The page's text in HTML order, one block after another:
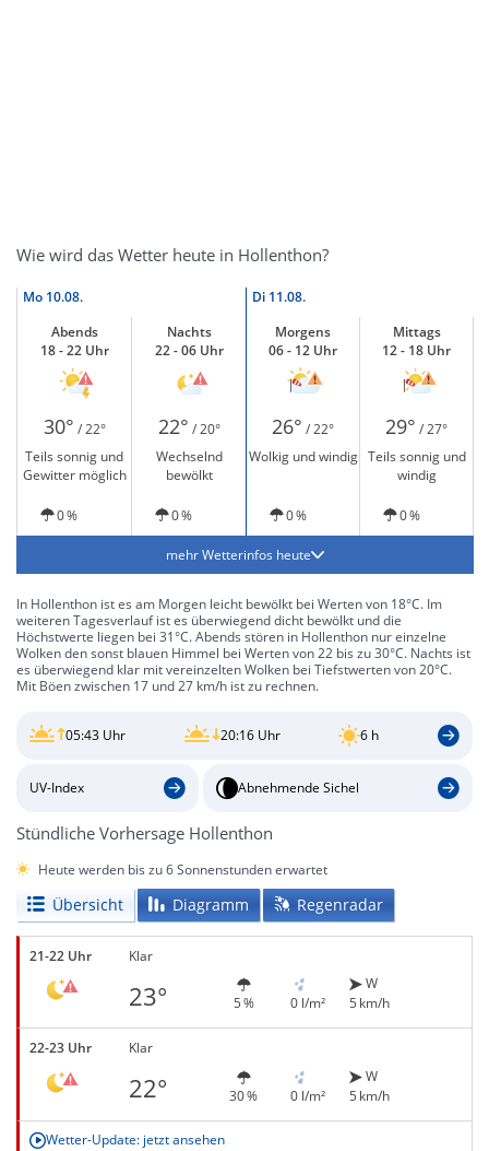
Wie wird das Wetter heute in Hollenthon?
Mo 10.08. Di 11.08.
Abends
18 - 22 Uhr
Nachts
22 - 06 Uhr
Morgens
06 - 12 Uhr
Mittags
12 - 18 Uhr
30° / 22° 22° / 20° 26° / 22° 29° / 27°
Teils sonnig und
Gewitter möglich
Wechselnd
bewölkt
Wolkig und windig Teils sonnig und
windig
0 % 0 % 0 % 0 %
mehr Wetterinfos heute
In Hollenthon ist es am Morgen leicht bewölkt bei Werten von 18°C. Im
weiteren Tagesverlauf ist es überwiegend dicht bewölkt und die
Höchstwerte liegen bei 31°C. Abends stören in Hollenthon nur einzelne
Wolken den sonst blauen Himmel bei Werten von 22 bis zu 30°C. Nachts ist
es überwiegend klar mit vereinzelten Wolken bei Tiefstwerten von 20°C.
Mit Böen zwischen 17 und 27 km/h ist zu rechnen.
05:43 Uhr 20:16 Uhr 6 h
UV-Index Abnehmende Sichel
Stündliche Vorhersage Hollenthon
Heute werden bis zu 6 Sonnenstunden erwartet
Übersicht Diagramm Regenradar
21-22 Uhr Klar
23° 5 % 0 l/m²
W
5 km/h
22-23 Uhr Klar
22° 30 % 0 l/m²
W
5 km/h
Wetter-Update: jetzt ansehen